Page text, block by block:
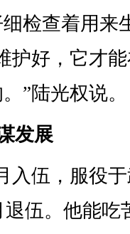
检查着用来
护好，它才
”陆光权说。
发展
入伍，服役
伍。他能吃